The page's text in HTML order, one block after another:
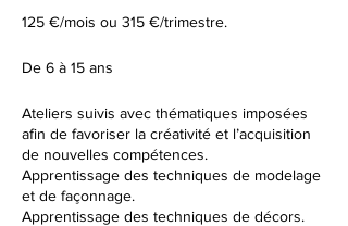
125 €/mois ou 315 €/trimestre.
De 6 à 15 ans
Ateliers suivis avec thématiques imposées
afin de favoriser la créativité et l’acquisition
de nouvelles compétences.
Apprentissage des techniques de modelage
et de façonnage.
Apprentissage des techniques de décors.